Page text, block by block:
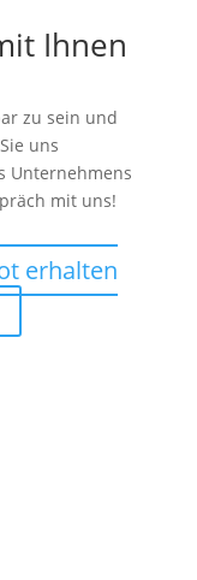
Ihnen
zu sein und
uns
Unternehmens
mit uns!
erhalten